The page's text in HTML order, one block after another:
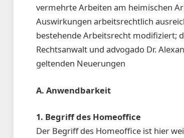
vermehrte Arbeiten am heimischen
Auswirkungen arbeitsrechtlich
bestehende Arbeitsrecht modifiziert;
Rechtsanwalt und advogado Dr.
geltenden Neuerungen
A. Anwendbarkeit
1. Begriff des Homeoffice
Der Begriff des Homeoffice ist hier